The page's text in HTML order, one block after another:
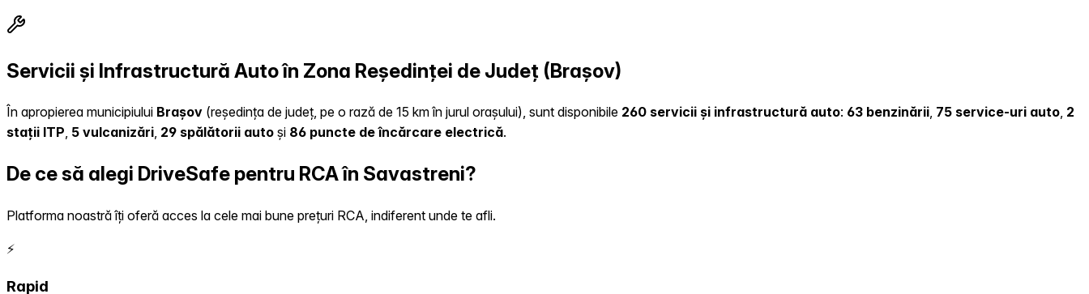
Servicii și Infrastructură Auto în Zona Reședinței de Județ (Brașov)
În apropierea municipiului Brașov (reședința de județ, pe o rază de 15 km în jurul orașului), sunt disponibile 260 servicii și infrastructură auto: 63 benzinării, 75 service-uri auto, 2
stații ITP, 5 vulcanizări, 29 spălătorii auto și 86 puncte de încărcare electrică.
De ce să alegi DriveSafe pentru RCA în Savastreni?
Platforma noastră îți oferă acces la cele mai bune prețuri RCA, indiferent unde te afli.
⚡
Rapid